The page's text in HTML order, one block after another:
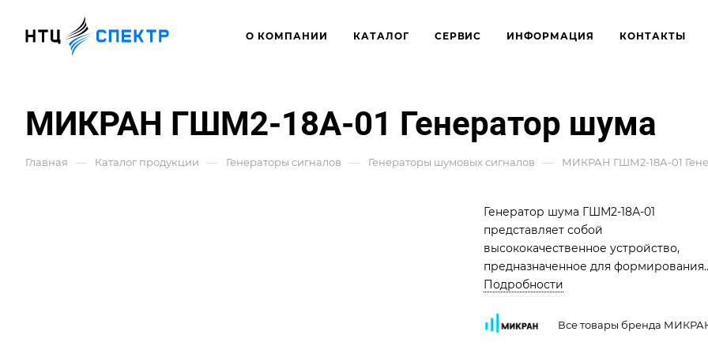
О КОМПАНИИ КАТАЛОГ СЕРВИС ИНФОРМАЦИЯ КОНТАКТЫ
МИКРАН ГШМ2-18А-01 Генератор шума
Главная — Каталог продукции — Генераторы сигналов — Генераторы шумовых сигналов — МИКРАН ГШМ2-18А-01
Генератор шума ГШМ2-18А-01
представляет собой
высококачественное устройство,
предназначенное для формирования
шумового сигнала с заданными
шума находит широкое применение в
Подробности
Все товары бренда